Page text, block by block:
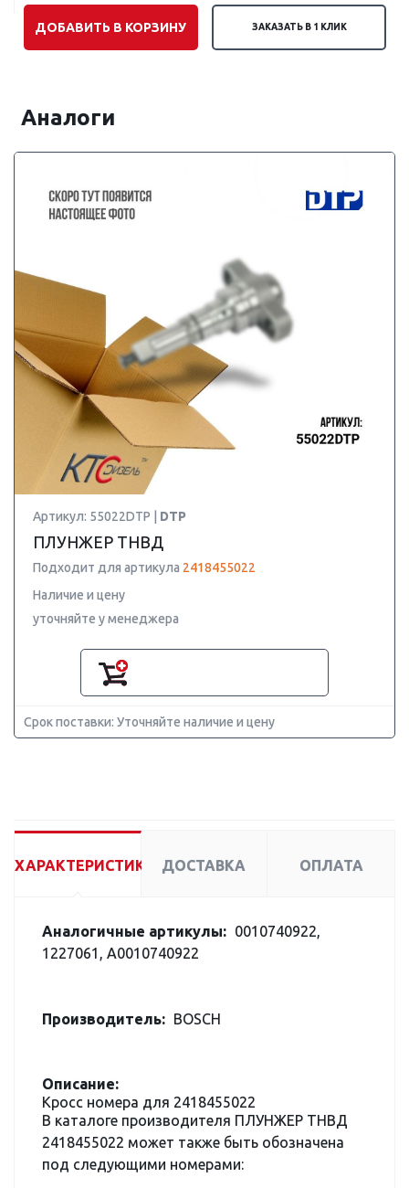
ДОБАВИТЬ В КОРЗИНУ ЗАКАЗАТЬ В 1 КЛИК
Аналоги
Артикул: 55022DTP | DTP
ПЛУНЖЕР ТНВД
Подходит для артикула 2418455022
Наличие и цену
уточняйте у менеджера
Срок поставки: Уточняйте наличие и цену
ХАРАКТЕРИСТИКИ ДОСТАВКА ОПЛАТА
Аналогичные артикулы: 0010740922,
1227061, A0010740922
Производитель: BOSCH
Описание:
Кросс номера для 2418455022
В каталоге производителя ПЛУНЖЕР ТНВД
2418455022 может также быть обозначена
под следующими номерами: